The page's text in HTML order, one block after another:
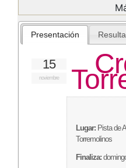
Presentación
15
noviembre
Lugar:Pista de
Torremolinos
Finaliza: